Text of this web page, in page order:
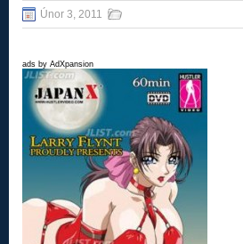
Únor 3, 2011
ads by AdXpansion